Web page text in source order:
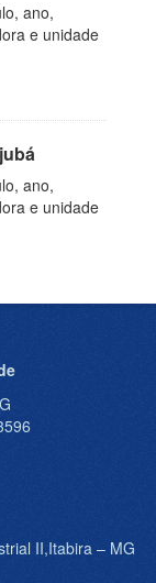
ano,
e unidade
ano,
e unidade
II,Itabira – MG